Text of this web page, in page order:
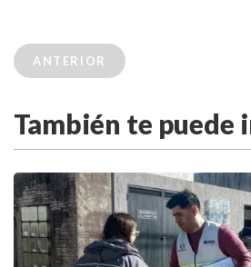
ANTERIOR
También te puede